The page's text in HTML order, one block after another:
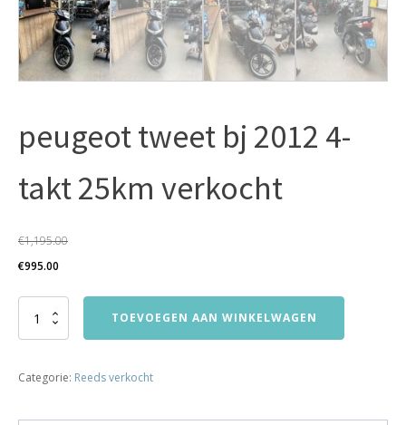
peugeot tweet bj 2012 4-
takt 25km verkocht
€1,195.00
Oorspronkelijke
prijs
was:
€995.00
prijs
peugeot
4-
25km
TOEVOEGEN AAN WINKELWAGEN
Categorie: Reeds verkocht